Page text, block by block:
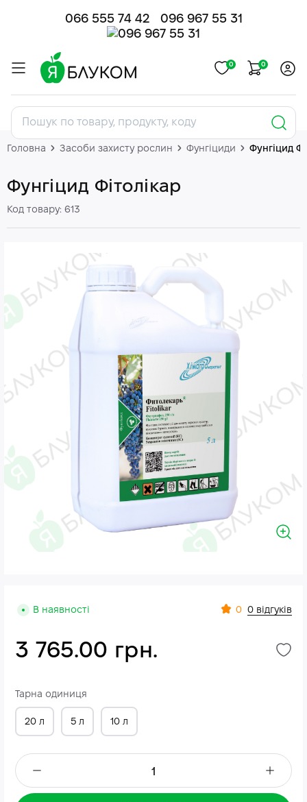
066 555 74 42 096 967 55 31
0 0
Головна Засоби захисту рослин Фунгіциди Фунгіцид
Фунгіцид Фітолікар
Код товару: 613
В наявності 0 0 відгуків
3 765.00 грн.
Тарна одиниця
20 л 5 л 10 л